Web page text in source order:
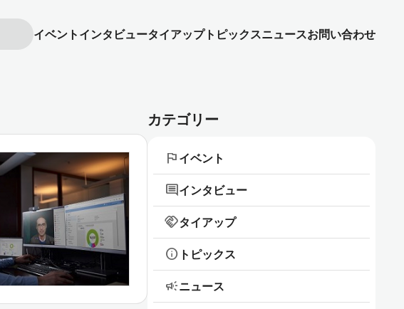
イベント インタビュータイアップトピックスニュースお問い合わせ
カテゴリー
flag イベント
commentインタビュー
handshakeタイアップ
info トピックス
campaignニュース